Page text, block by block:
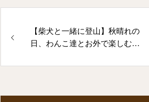
【柴犬と一緒に登山】秋晴れの
日、わんこ達とお外で楽しむ♬
力疾走したり・・・